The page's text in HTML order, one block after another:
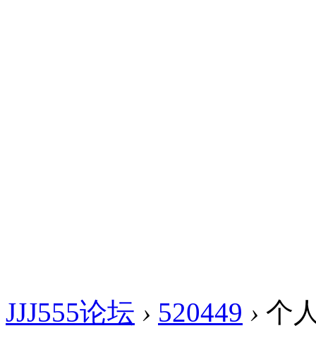
JJJ555论坛 › 520449 › 个